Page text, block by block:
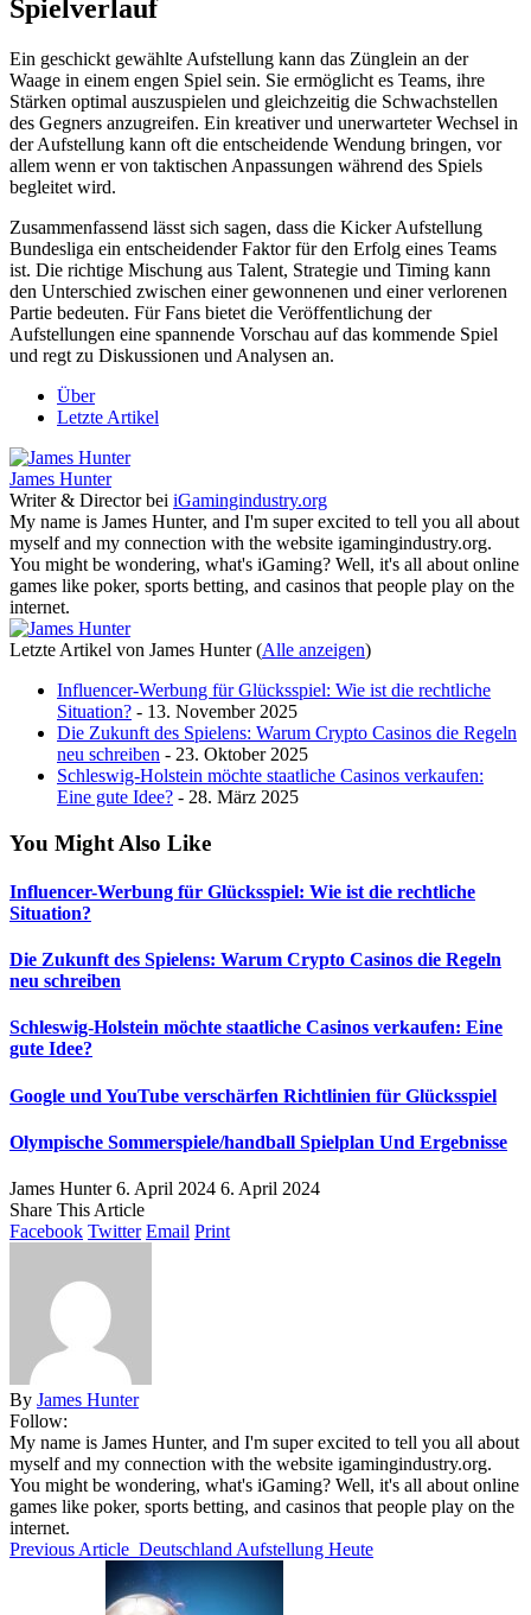
Spielverlauf
Ein geschickt gewählte Aufstellung kann das Zünglein an der
Waage in einem engen Spiel sein. Sie ermöglicht es Teams, ihre
Stärken optimal auszuspielen und gleichzeitig die Schwachstellen
des Gegners anzugreifen. Ein kreativer und unerwarteter Wechsel in
der Aufstellung kann oft die entscheidende Wendung bringen, vor
allem wenn er von taktischen Anpassungen während des Spiels
begleitet wird.
Zusammenfassend lässt sich sagen, dass die Kicker Aufstellung
Bundesliga ein entscheidender Faktor für den Erfolg eines Teams
ist. Die richtige Mischung aus Talent, Strategie und Timing kann
den Unterschied zwischen einer gewonnenen und einer verlorenen
Partie bedeuten. Für Fans bietet die Veröffentlichung der
Aufstellungen eine spannende Vorschau auf das kommende Spiel
und regt zu Diskussionen und Analysen an.
Über
Letzte Artikel
James Hunter
Writer & Directorbei iGamingindustry.org
My name is James Hunter, and I'm super excited to tell you all about
myself and my connection with the website igamingindustry.org.
You might be wondering, what's iGaming? Well, it's all about online
games like poker, sports betting, and casinos that people play on the
internet.
Letzte Artikel von James Hunter(Alle anzeigen)
Influencer-Werbung für Glücksspiel: Wie ist die rechtliche
Situation? - 13. November 2025
Die Zukunft des Spielens: Warum Crypto Casinos die Regeln
neu schreiben - 23. Oktober 2025
Schleswig-Holstein möchte staatliche Casinos verkaufen:
Eine gute Idee? - 28. März 2025
You Might Also Like
Influencer-Werbung für Glücksspiel: Wie ist die rechtliche
Situation?
Die Zukunft des Spielens: Warum Crypto Casinos die Regeln
neu schreiben
Schleswig-Holstein möchte staatliche Casinos verkaufen: Eine
gute Idee?
Google und YouTube verschärfen Richtlinien für Glücksspiel
Olympische Sommerspiele/handball Spielplan Und Ergebnisse
James Hunter 6. April 2024 6. April 2024
Share This Article
Facebook Twitter Email Print
By James Hunter
Follow:
My name is James Hunter, and I'm super excited to tell you all about
myself and my connection with the website igamingindustry.org.
You might be wondering, what's iGaming? Well, it's all about online
games like poker, sports betting, and casinos that people play on the
internet.
Previous Article Deutschland Aufstellung Heute